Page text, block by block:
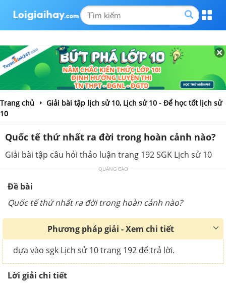
Trang chủ
Giải bài tập lịch sử 10, Lịch sử 10 - Để học tốt lịch sử
10
Quốc tế thứ nhất ra đời trong hoàn cảnh nào?
Giải bài tập câu hỏi thảo luận trang 192 SGK Lịch sử 10
QUẢNG CÁO
Đề bài
Quốc tế thứ nhất ra đời trong hoàn cảnh nào?
Phương pháp giải - Xem chi tiết
dựa vào sgk Lịch sử 10 trang 192 để trả lời.
Lời giải chi tiết